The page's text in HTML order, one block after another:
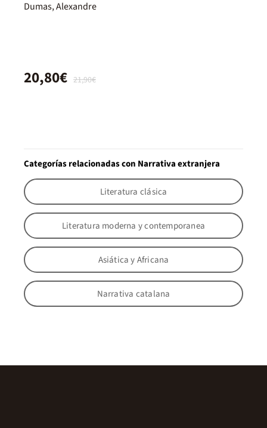
Dumas, Alexandre
21,90€
20,80€
Categorías relacionadas con Narrativa extranjera
Literatura clásica
Literatura moderna y contemporanea
Asiática y Africana
Narrativa catalana